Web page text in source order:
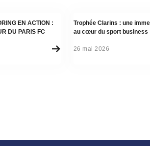
EN ACTION :
DU PARIS FC
Actualité
Trophée Clarins : une
au cœur du sport business
26 mai 2026